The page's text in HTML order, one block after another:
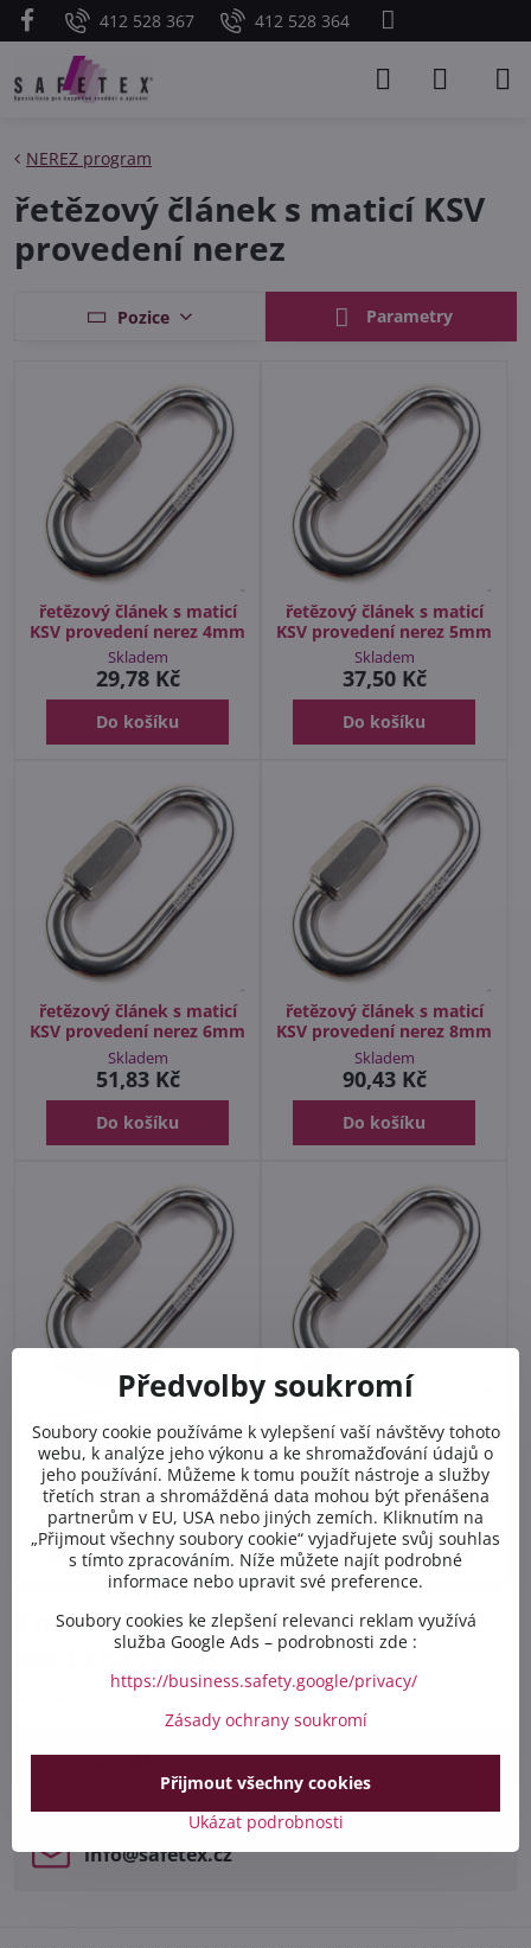
412 528 367 412 528 364
NEREZ program
řetězový článek s maticí KSV
provedení nerez
Pozice Parametry
řetězový článek s maticí
KSV provedení nerez 4mm
Skladem
29,78 Kč
Do košíku
řetězový článek s maticí
KSV provedení nerez 5mm
Skladem
37,50 Kč
Do košíku
řetězový článek s maticí
KSV provedení nerez 6mm
Skladem
51,83 Kč
Do košíku
řetězový článek s maticí
KSV provedení nerez 8mm
Skladem
90,43 Kč
Do košíku
KSV provedení nerez
10mm
Skladem
148,88 Kč
Do košíku
KSV provedení nerez
12mm
Skladem
219,46 Kč
Do košíku
Potřebujete poradit s
objednávkou?
Kontaktujte nás PO-PÁ 8:00 - 16:00:
+420 412 528 367
+420 602 284 314
info​@safetex​.cz
Předvolby soukromí
Soubory cookie používáme k vylepšení vaší návštěvy tohoto
webu, k analýze jeho výkonu a ke shromažďování údajů o
jeho používání. Můžeme k tomu použít nástroje a služby
třetích stran a shromážděná data mohou být přenášena
partnerům v EU, USA nebo jiných zemích. Kliknutím na
„Přijmout všechny soubory cookie“ vyjadřujete svůj souhlas
s tímto zpracováním. Níže můžete najít podrobné
informace nebo upravit své preference.
Soubory cookies ke zlepšení relevanci reklam využívá
služba Google Ads – podrobnosti zde :
https://business.safety.google/privacy/
Zásady ochrany soukromí
Ukázat podrobnosti
Přijmout všechny cookies